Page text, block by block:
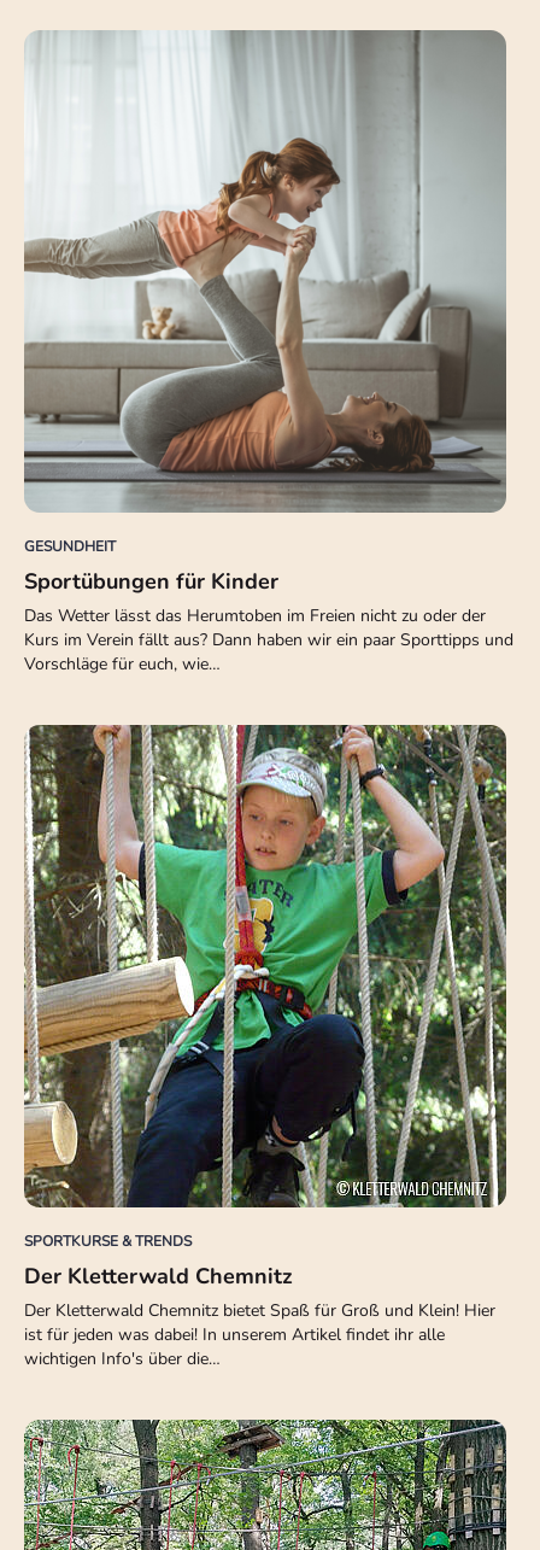
GESUNDHEIT
Sportübungen für Kinder
Das Wetter lässt das Herumtoben im Freien nicht zu oder der
Kurs im Verein fällt aus? Dann haben wir ein paar Sporttipps und
Vorschläge für euch, wie…
SPORTKURSE & TRENDS
Der Kletterwald Chemnitz
Der Kletterwald Chemnitz bietet Spaß für Groß und Klein! Hier
ist für jeden was dabei! In unserem Artikel findet ihr alle
wichtigen Info's über die…